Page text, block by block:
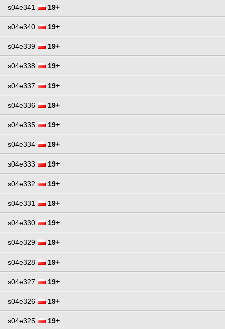
s04e341 19+
s04e340 19+
s04e339 19+
s04e338 19+
s04e337 19+
s04e336 19+
s04e335 19+
s04e334 19+
s04e333 19+
s04e332 19+
s04e331 19+
s04e330 19+
s04e329 19+
s04e328 19+
s04e327 19+
s04e326 19+
s04e325 19+